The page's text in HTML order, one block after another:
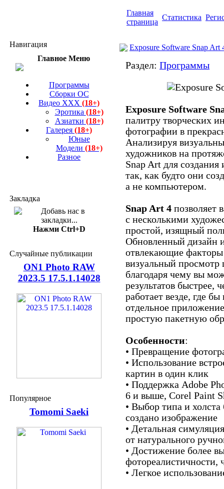
Главная
страница
Статистика
Навигация
Главное Меню
Программы
Сборки ОС
Видео ХХХ (18+)
Эротика (18+)
Азиатки (18+)
Галерея (18+)
Юные
Модели (18+)
Разное
Закладка
Нажми Ctrl+D
Случайные публикации
ON1 Photo RAW
2023.5 17.5.1.14028
Популярное
Tomomi Saeki
Exposure Software Snap Art
Раздел: Программы
Exposure Software
палитру творческих
фотографии в
Анализируя
художников на
Snap Art для
так, как будто они
а не компьютером.
Snap Art 4 позволяет
с несколькими
простой, изящный
Обновленный дизайн
отвлекающие
визуальный просмотр
благодаря чему вы
результатов быстрее,
работает везде, где
отдельное
простую пакетную
Особенности:
• Превращение
• Использование
картин в один клик
• Поддержка Adobe
6 и выше, Corel Paint
• Выбор типа и холста
создано изображение
• Детальная
от натурального
• Достижение более
фотореалистичности,
• Легкое